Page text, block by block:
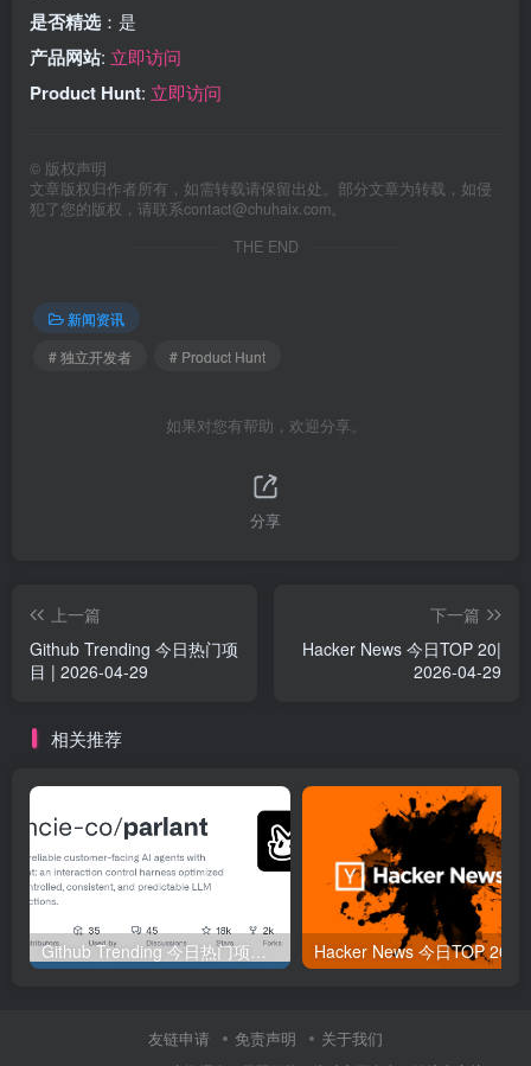
是否精选 ：是
产品网站: 立即访问
Product Hunt: 立即访问
© 版权声明
文章版权归作者所有，如需转载请保留出处。部分文章为转载，如侵
犯了您的版权，请联系contact@chuhaix.com。
THE END
新闻资讯
# 独立开发者
# Product Hunt
如果对您有帮助，欢迎分享。
分享
上一篇
Github Trending 今日热门项
目 | 2026-04-29
下一篇
Hacker News 今日TOP 20|
2026-04-29
相关推荐
Github Trending 今日热门项目 | 2025-09-06
友链申请 免责声明 关于我们